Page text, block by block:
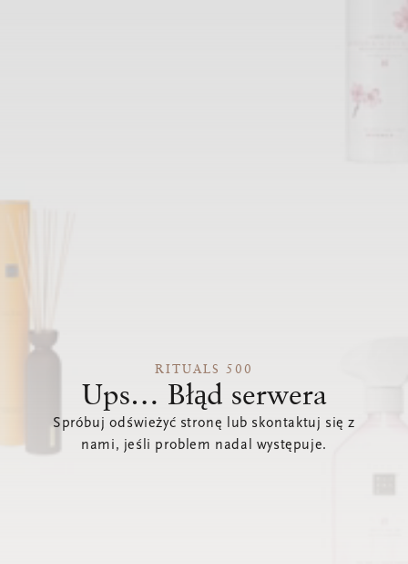
RITUALS 500
Ups… Błąd serwera
Spróbuj odświeżyć stronę lub skontaktuj się z
nami, jeśli problem nadal występuje.